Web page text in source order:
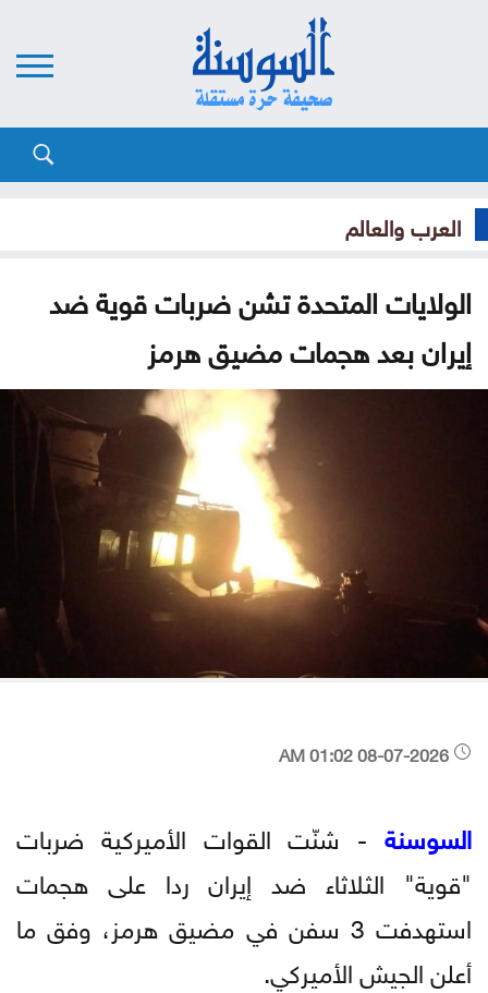
العرب والعالم
الولايات المتحدة تشن ضربات قوية ضد
إيران بعد هجمات مضيق هرمز
السوسنة - شنّت القوات الأميركية ضربات
"قوية" الثلاثاء ضد إيران ردا على هجمات
استهدفت 3 سفن في مضيق هرمز، وفق ما
أعلن الجيش الأميركي.